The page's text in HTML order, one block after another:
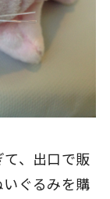
、出口で販
ぐるみを購